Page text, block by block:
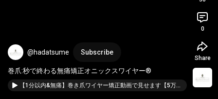
@hadatsume Subscribe
巻爪:秒で終わる無痛矯正オニックスワイヤー®
【1分以内&無痛】巻き爪ワイヤー矯正動画で見せます【5万件超えの超絶スキル】
0
Share